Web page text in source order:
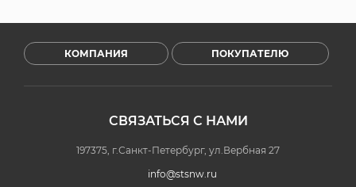
КОМПАНИЯ ПОКУПАТЕЛЮ
СВЯЗАТЬСЯ С НАМИ
197375, г.Санкт-Петербург, ул.Вербная 27
info@stsnw.ru